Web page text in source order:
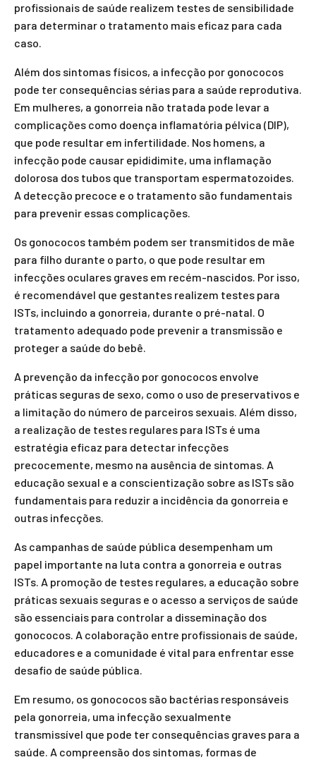
profissionais de saúde realizem testes de sensibilidade
para determinar o tratamento mais eficaz para cada
caso.
Além dos sintomas físicos, a infecção por gonococos
pode ter consequências sérias para a saúde reprodutiva.
Em mulheres, a gonorreia não tratada pode levar a
complicações como doença inflamatória pélvica (DIP),
que pode resultar em infertilidade. Nos homens, a
infecção pode causar epididimite, uma inflamação
dolorosa dos tubos que transportam espermatozoides.
A detecção precoce e o tratamento são fundamentais
para prevenir essas complicações.
Os gonococos também podem ser transmitidos de mãe
para filho durante o parto, o que pode resultar em
infecções oculares graves em recém-nascidos. Por isso,
é recomendável que gestantes realizem testes para
ISTs, incluindo a gonorreia, durante o pré-natal. O
tratamento adequado pode prevenir a transmissão e
proteger a saúde do bebê.
A prevenção da infecção por gonococos envolve
práticas seguras de sexo, como o uso de preservativos e
a limitação do número de parceiros sexuais. Além disso,
a realização de testes regulares para ISTs é uma
estratégia eficaz para detectar infecções
precocemente, mesmo na ausência de sintomas. A
educação sexual e a conscientização sobre as ISTs são
fundamentais para reduzir a incidência da gonorreia e
outras infecções.
As campanhas de saúde pública desempenham um
papel importante na luta contra a gonorreia e outras
ISTs. A promoção de testes regulares, a educação sobre
práticas sexuais seguras e o acesso a serviços de saúde
são essenciais para controlar a disseminação dos
gonococos. A colaboração entre profissionais de saúde,
educadores e a comunidade é vital para enfrentar esse
desafio de saúde pública.
Em resumo, os gonococos são bactérias responsáveis
pela gonorreia, uma infecção sexualmente
transmissível que pode ter consequências graves para a
saúde. A compreensão dos sintomas, formas de